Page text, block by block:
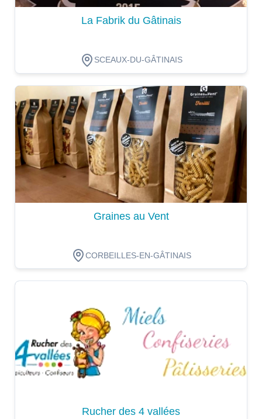
La Fabrik du Gâtinais
SCEAUX-DU-GÂTINAIS
Dégustation
Graines au Vent
CORBEILLES-EN-GÂTINAIS
Rucher des 4 vallées